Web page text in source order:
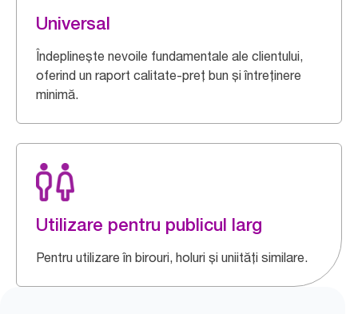
Universal
Îndeplinește nevoile fundamentale ale clientului,
oferind un raport calitate-preț bun și întreținere
minimă.
Utilizare pentru publicul larg
Pentru utilizare în birouri, holuri și uniități similare.